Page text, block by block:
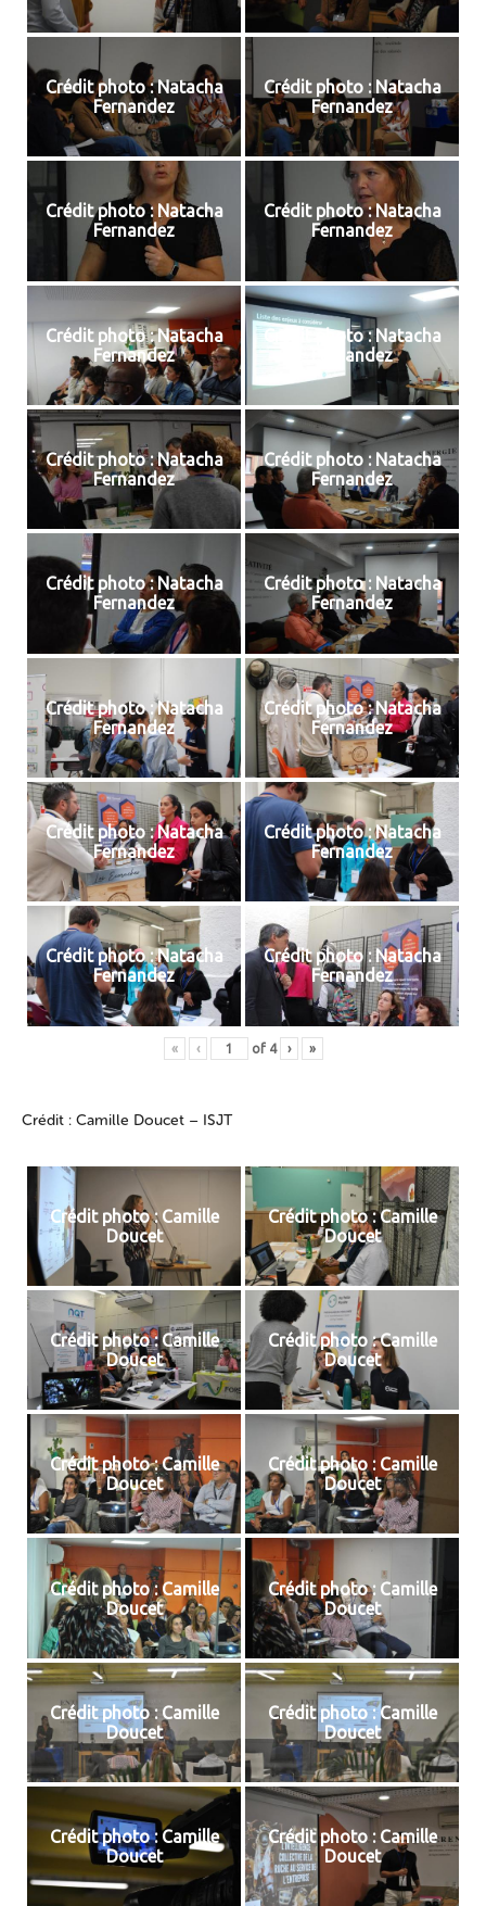
Crédit photo : Natacha
Fernandez
Crédit photo : Natacha
Fernandez
Crédit photo : Natacha
Fernandez
Crédit photo : Natacha
Fernandez
Crédit photo : Natacha
Fernandez
Crédit photo : Natacha
Fernandez
Crédit photo : Natacha
Fernandez
Crédit photo : Natacha
Fernandez
Crédit photo : Natacha
Fernandez
Crédit photo : Natacha
Fernandez
Crédit photo : Natacha
Fernandez
Crédit photo : Natacha
Fernandez
Crédit photo : Natacha
Fernandez
Crédit photo : Natacha
Fernandez
Crédit photo : Natacha
Fernandez
Crédit photo : Natacha
Fernandez
« ‹ of 4 › »
Crédit : Camille Doucet – ISJT
Crédit photo : Camille
Doucet
Crédit photo : Camille
Doucet
Crédit photo : Camille
Doucet
Crédit photo : Camille
Doucet
Crédit photo : Camille
Doucet
Crédit photo : Camille
Doucet
Crédit photo : Camille
Doucet
Crédit photo : Camille
Doucet
Crédit photo : Camille
Doucet
Crédit photo : Camille
Doucet
Crédit photo : Camille
Doucet
Crédit photo : Camille
Doucet